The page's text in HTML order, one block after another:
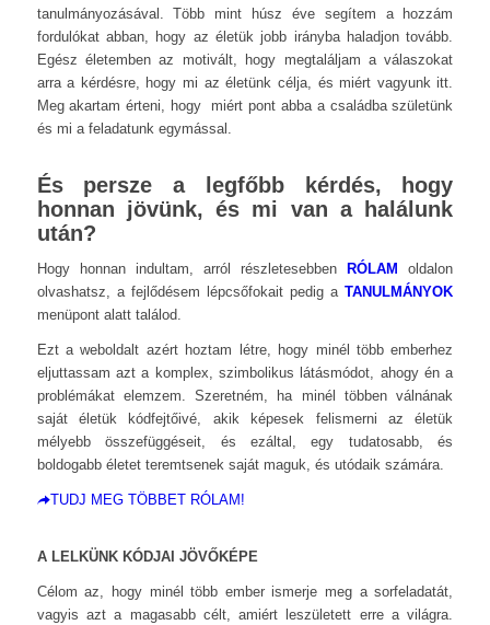
tanulmányozásával. Több mint húsz éve segítem a hozzám
fordulókat abban, hogy az életük jobb irányba haladjon tovább.
Egész életemben az motivált, hogy megtaláljam a válaszokat
arra a kérdésre, hogy mi az életünk célja, és miért vagyunk itt.
Meg akartam érteni, hogy miért pont abba a családba születünk
és mi a feladatunk egymással.
És persze a legfőbb kérdés, hogy
honnan jövünk, és mi van a halálunk
után?
Hogy honnan indultam, arról részletesebben RÓLAM
oldalon
olvashatsz, a fejlődésem lépcsőfokait pedig aTANULMÁNYOK
menüpont alatt találod.
Ezt a weboldalt azért hoztam létre, hogy minél több emberhez
eljuttassam azt a komplex, szimbolikus látásmódot, ahogy én a
problémákat elemzem. Szeretném, ha minél többen válnának
saját életük kódfejtőivé, akik képesek felismerni az életük
mélyebb összefüggéseit, és ezáltal, egy tudatosabb, és
boldogabb életet teremtsenek saját maguk, és utódaik számára.
TUDJ MEG TÖBBET RÓLAM!
A LELKÜNK KÓDJAI JÖVŐKÉPE
Célom az, hogy minél több ember ismerje meg a sorfeladatát,
vagyis azt a magasabb célt, amiért leszületett erre a világra.